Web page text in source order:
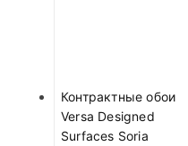
Контрактные обои
Versa Designed
Surfaces Soria